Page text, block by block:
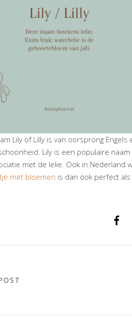
Lily of Lilly is van oorsprong
Lily is een populaire
met de lelie. Ook in Nederland
met bloemen is dan ook perfect